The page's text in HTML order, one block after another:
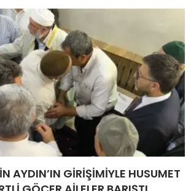
AYDIN’IN GİRİŞİMİYLE HUSUMET